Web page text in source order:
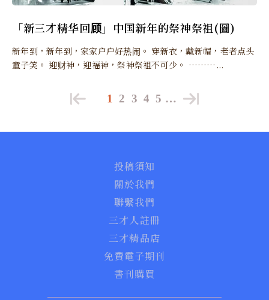
「新三才精华回顾」中国新年的祭神祭祖(圖)
新年到，新年到，家家户户好热闹。 穿新衣，戴新帽，老者点头
童子笑。 迎财神，迎福神，祭神祭祖不可少。 ………...
1 2 3 4 5 …
投稿須知
關於我們
聯繫我們
三才人註冊
三才精品店
免費電子期刊
書刊購買